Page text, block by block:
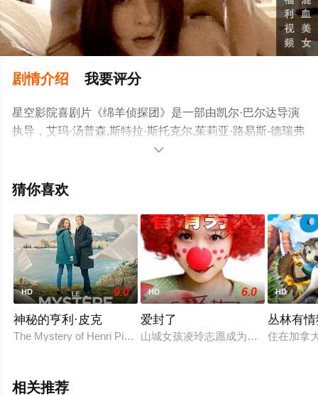
剧情介绍 我要评分
星空影院喜剧片《绵羊侦探团》是一部由凯尔·巴尔达导演
执导，艾玛·汤普森,斯特拉·斯托克尔,茱莉亚·路易斯-德瑞弗
斯,雷吉娜·赫尔,休·杰克曼,瑞斯·达比,尼古拉斯·加利齐纳,贝
斯,曼蒂普·迪伦,帕特里克·斯图尔特,尼可拉斯·博朗,康勒斯·
精彩演绎的爱尔兰,英国,德国,美国电影，手机免费观看高清
无删减完整版电影大全就上星空电影网，更多相关信息可
移步至豆瓣电影、电视猫或剧情网等平台了解。

猜你喜欢
HD 9.0
神秘的亨利·皮克
The Mystery of Henri Pick退稿圖書館，館如其名，專收退稿。
HD 6.0
爱封了
山城女孩凌玲志愿成为一名空姐，为
HD
丛林有
住在加拿
相关推荐